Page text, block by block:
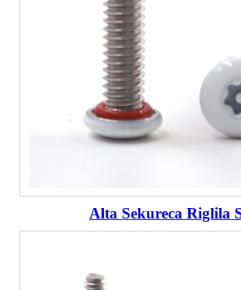
Alta Sekureca Riglila